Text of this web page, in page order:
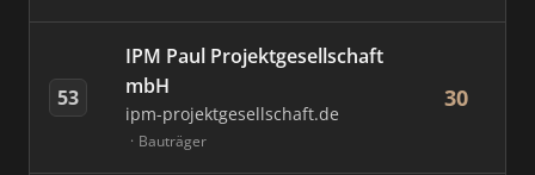
53
IPM Paul Projektgesellschaft
mbH
ipm-projektgesellschaft.de
Bauträger
30